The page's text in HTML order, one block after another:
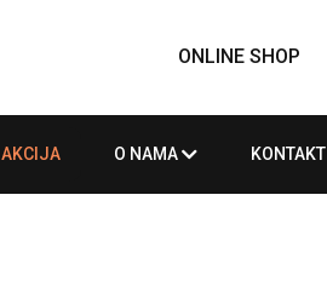
ONLINE SHOP
AKCIJA O NAMA KONTAKT